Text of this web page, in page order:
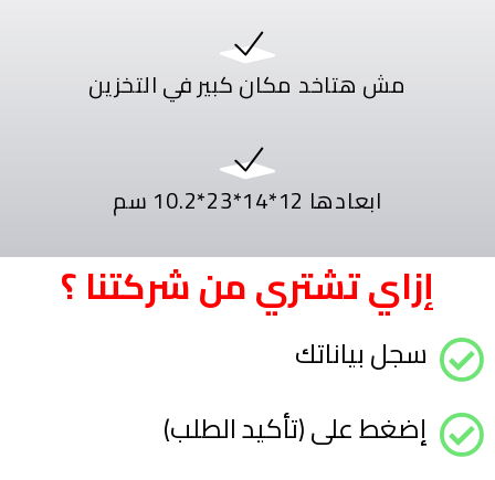
مش هتاخد مكان كبير في التخزين
ابعادها 12*14*23*10.2 سم
إزاي تشتري من شركتنا ؟
سجل بياناتك
إضغط على (تأكيد الطلب)